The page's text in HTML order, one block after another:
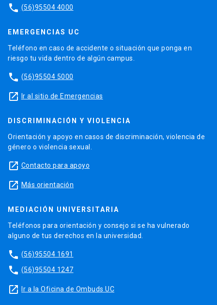
phone (56)95504 4000
EMERGENCIAS UC
Teléfono en caso de accidente o situación que ponga en
riesgo tu vida dentro de algún campus.
phone (56)95504 5000
launch Ir al sitio de Emergencias
DISCRIMINACIÓN Y VIOLENCIA
Orientación y apoyo en casos de discriminación, violencia de
género o violencia sexual.
launch Contacto para apoyo
launch Más orientación
MEDIACIÓN UNIVERSITARIA
Teléfonos para orientación y consejo si se ha vulnerado
alguno de tus derechos en la universidad.
phone (56)95504 1691
phone (56)95504 1247
launch Ir a la Oficina de Ombuds UC